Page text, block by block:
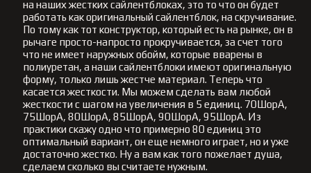
на наших жестких сайлентблоках, это то что он будет
работать как оригинальный сайлентблок, на скручивание.
По тому как тот конструктор, который есть на рынке, он в
рычаге просто-напросто прокручивается, за счет того
что не имеет наружных обойм, которые вварены в
полиуретан, а наши сайлентблоки имеют оригинальную
форму, только лишь жестче материал. Теперь что
касается жесткости. Мы можем сделать вам любой
жесткости с шагом на увеличения в 5 единиц. 70ШорА,
75ШорА, 80ШорА, 85ШорА, 90ШорА, 95ШорА. Из
практики скажу одно что примерно 80 единиц это
оптимальный вариант, он еще немного играет, но и уже
достаточно жестко. Ну а вам как того пожелает душа,
сделаем сколько вы считаете нужным.